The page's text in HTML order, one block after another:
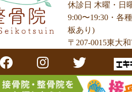
休診日 木曜・日
9:00〜19:30・各
板あり)
〒207-0015東大和